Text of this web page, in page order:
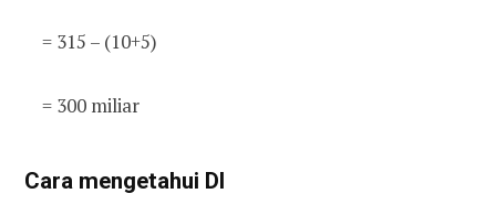
= 315 – (10+5)
= 300 miliar
Cara mengetahui DI